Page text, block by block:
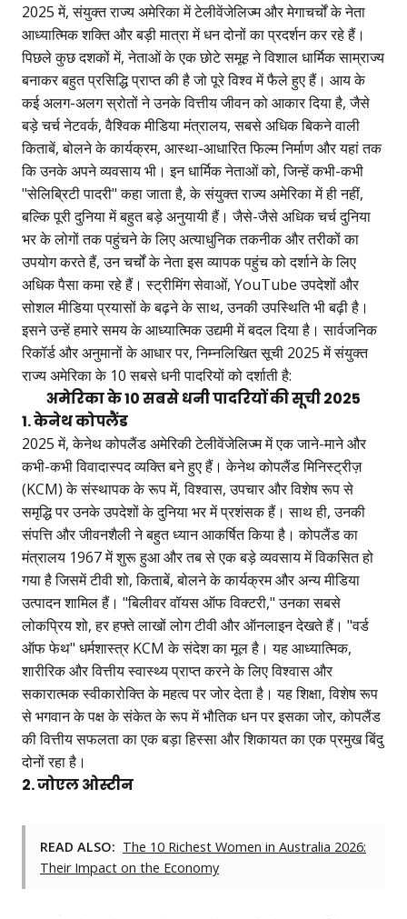
2025 में, संयुक्त राज्य अमेरिका में टेलीवेंजेलिज्म और मेगाचर्चों के नेता
आध्यात्मिक शक्ति और बड़ी मात्रा में धन दोनों का प्रदर्शन कर रहे हैं।
पिछले कुछ दशकों में, नेताओं के एक छोटे समूह ने विशाल धार्मिक साम्राज्य
बनाकर बहुत प्रसिद्धि प्राप्त की है जो पूरे विश्व में फैले हुए हैं। आय के
कई अलग-अलग स्रोतों ने उनके वित्तीय जीवन को आकार दिया है, जैसे
बड़े चर्च नेटवर्क, वैश्विक मीडिया मंत्रालय, सबसे अधिक बिकने वाली
किताबें, बोलने के कार्यक्रम, आस्था-आधारित फिल्म निर्माण और यहां तक
कि उनके अपने व्यवसाय भी। इन धार्मिक नेताओं को, जिन्हें कभी-कभी
"सेलिब्रिटी पादरी" कहा जाता है, के संयुक्त राज्य अमेरिका में ही नहीं,
बल्कि पूरी दुनिया में बहुत बड़े अनुयायी हैं। जैसे-जैसे अधिक चर्च दुनिया
भर के लोगों तक पहुंचने के लिए अत्याधुनिक तकनीक और तरीकों का
उपयोग करते हैं, उन चर्चों के नेता इस व्यापक पहुंच को दर्शाने के लिए
अधिक पैसा कमा रहे हैं। स्ट्रीमिंग सेवाओं, YouTube उपदेशों और
सोशल मीडिया प्रयासों के बढ़ने के साथ, उनकी उपस्थिति भी बढ़ी है।
इसने उन्हें हमारे समय के आध्यात्मिक उद्यमी में बदल दिया है। सार्वजनिक
रिकॉर्ड और अनुमानों के आधार पर, निम्नलिखित सूची 2025 में संयुक्त
राज्य अमेरिका के 10 सबसे धनी पादरियों को दर्शाती है:
अमेरिका के 10 सबसे धनी पादरियों की सूची 2025
1. केनेथ कोपलैंड
2025 में, केनेथ कोपलैंड अमेरिकी टेलीवेंजेलिज्म में एक जाने-माने और
कभी-कभी विवादास्पद व्यक्ति बने हुए हैं। केनेथ कोपलैंड मिनिस्ट्रीज़
(KCM) के संस्थापक के रूप में, विश्वास, उपचार और विशेष रूप से
समृद्धि पर उनके उपदेशों के दुनिया भर में प्रशंसक हैं। साथ ही, उनकी
संपत्ति और जीवनशैली ने बहुत ध्यान आकर्षित किया है। कोपलैंड का
मंत्रालय 1967 में शुरू हुआ और तब से एक बड़े व्यवसाय में विकसित हो
गया है जिसमें टीवी शो, किताबें, बोलने के कार्यक्रम और अन्य मीडिया
उत्पादन शामिल हैं। "बिलीवर वॉयस ऑफ विक्टरी," उनका सबसे
लोकप्रिय शो, हर हफ्ते लाखों लोग टीवी और ऑनलाइन देखते हैं। "वर्ड
ऑफ फेथ" धर्मशास्त्र KCM के संदेश का मूल है। यह आध्यात्मिक,
शारीरिक और वित्तीय स्वास्थ्य प्राप्त करने के लिए विश्वास और
सकारात्मक स्वीकारोक्ति के महत्व पर जोर देता है। यह शिक्षा, विशेष रूप
से भगवान के पक्ष के संकेत के रूप में भौतिक धन पर इसका जोर, कोपलैंड
की वित्तीय सफलता का एक बड़ा हिस्सा और शिकायत का एक प्रमुख बिंदु
दोनों रहा है।
2. जोएल ओस्टीन
READ ALSO: The 10 Richest Women in Australia 2026:
Their Impact on the Economy